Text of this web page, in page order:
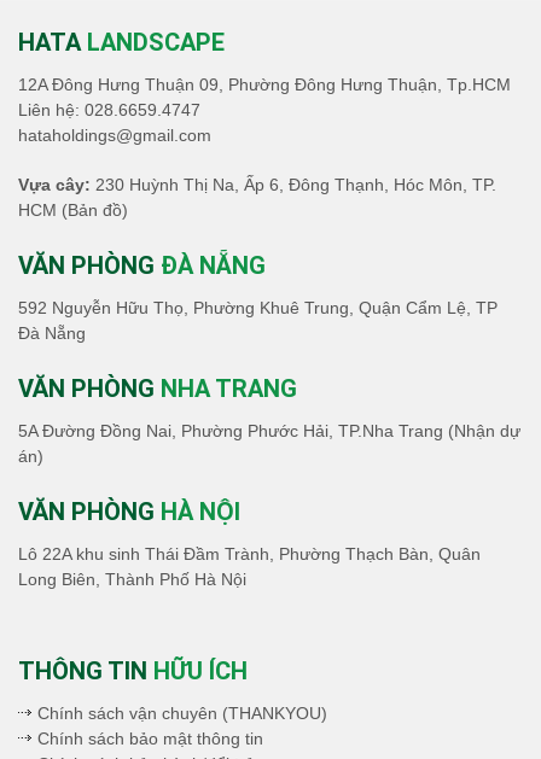
HATA LANDSCAPE
12A Đông Hưng Thuận 09, Phường Đông Hưng Thuận, Tp.HCM
Liên hệ: 028.6659.4747
hataholdings@gmail.com
Vựa cây: 230 Huỳnh Thị Na, Ấp 6, Đông Thạnh, Hóc Môn, TP.
HCM (Bản đồ)
VĂN PHÒNG ĐÀ NẴNG
592 Nguyễn Hữu Thọ, Phường Khuê Trung, Quận Cẩm Lệ, TP
Đà Nẵng
VĂN PHÒNG NHA TRANG
5A Đường Đồng Nai, Phường Phước Hải, TP.Nha Trang (Nhận dự
án)
VĂN PHÒNG HÀ NỘI
Lô 22A khu sinh Thái Đầm Trành, Phường Thạch Bàn, Quân
Long Biên, Thành Phố Hà Nội
THÔNG TIN HỮU ÍCH
Chính sách vận chuyên (THANKYOU)
Chính sách bảo mật thông tin